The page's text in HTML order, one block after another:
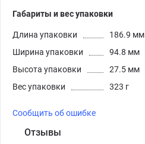
Габариты и вес упаковки
Длина упаковки
186.9 мм
Ширина упаковки
94.8 мм
Высота упаковки
27.5 мм
Вес упаковки
323 г
Сообщить об ошибке
Отзывы